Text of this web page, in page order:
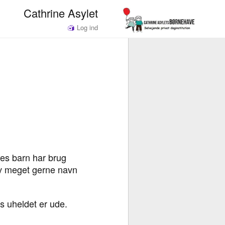
Cathrine Asylet
Log ind
barn har brug
meget gerne navn
uheldet er ude.